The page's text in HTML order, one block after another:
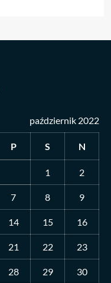
październik 2022
P S N
1 2
7 8 9
14 15 16
21 22 23
28 29 30